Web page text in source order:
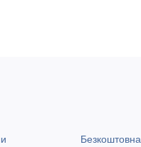
Безкоштовна